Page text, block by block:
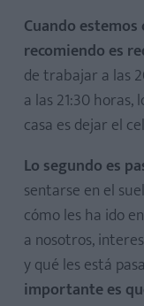
Cuando
recomiendo es
de trabajar a las
a las 21:30
casa es dejar el
Lo segundo es
sentarse en el
cómo les ha ido
a nosotros,
y qué les está
importante es